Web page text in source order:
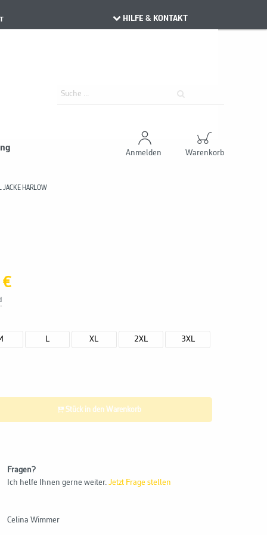
HILFE & KONTAKT
Anmelden Warenkorb
JACKE HARLOW
€
L XL 2XL 3XL
Stück in den Warenkorb
Fragen?
Ich helfe Ihnen gerne weiter.Jetzt Frage stellen
Celina Wimmer